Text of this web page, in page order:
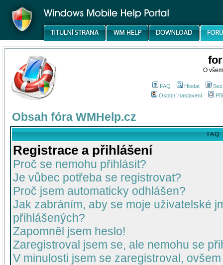
O
FAQ Hledat
Osobní nastavení
Obsah fóra WMHelp.cz
FAQ
Registrace a přihlášení
Proč se nemohu přihlásit?
Je vůbec potřeba se registrovat?
Proč jsem automaticky odhlášen?
Jak zabráním, aby se moje uživatelské
přihlášených?
Zapomněl jsem heslo!
Zaregistroval jsem se, ale nemohu se
V minulosti jsem se zaregistroval,